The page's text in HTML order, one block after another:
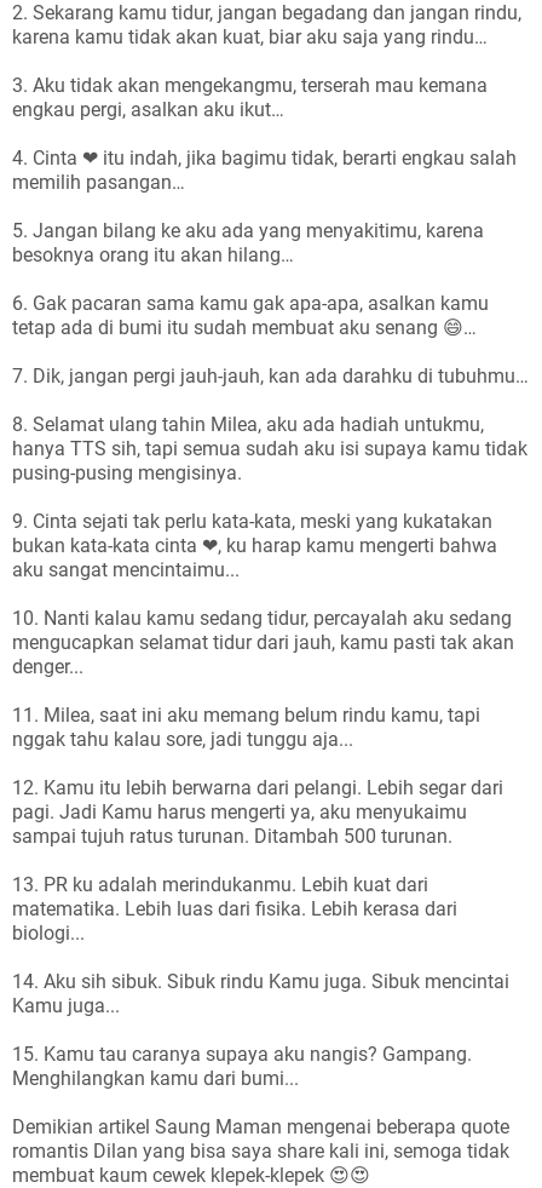
2. Sekarang kamu tidur, jangan begadang dan jangan rindu,
karena kamu tidak akan kuat, biar aku saja yang rindu…
3. Aku tidak akan mengekangmu, terserah mau kemana
engkau pergi, asalkan aku ikut…
4. Cinta ❤ itu indah, jika bagimu tidak, berarti engkau salah
memilih pasangan…
5. Jangan bilang ke aku ada yang menyakitimu, karena
besoknya orang itu akan hilang…
6. Gak pacaran sama kamu gak apa-apa, asalkan kamu
tetap ada di bumi itu sudah membuat aku senang 😄…
7. Dik, jangan pergi jauh-jauh, kan ada darahku di tubuhmu…
8. Selamat ulang tahin Milea, aku ada hadiah untukmu,
hanya TTS sih, tapi semua sudah aku isi supaya kamu tidak
pusing-pusing mengisinya.
9. Cinta sejati tak perlu kata-kata, meski yang kukatakan
bukan kata-kata cinta ❤, ku harap kamu mengerti bahwa
aku sangat mencintaimu...
10. Nanti kalau kamu sedang tidur, percayalah aku sedang
mengucapkan selamat tidur dari jauh, kamu pasti tak akan
denger...
11. Milea, saat ini aku memang belum rindu kamu, tapi
nggak tahu kalau sore, jadi tunggu aja...
12. Kamu itu lebih berwarna dari pelangi. Lebih segar dari
pagi. Jadi Kamu harus mengerti ya, aku menyukaimu
sampai tujuh ratus turunan. Ditambah 500 turunan.
13. PR ku adalah merindukanmu. Lebih kuat dari
matematika. Lebih luas dari fisika. Lebih kerasa dari
biologi...
14. Aku sih sibuk. Sibuk rindu Kamu juga. Sibuk mencintai
Kamu juga...
15. Kamu tau caranya supaya aku nangis? Gampang.
Menghilangkan kamu dari bumi...
Demikian artikel Saung Maman mengenai beberapa quote
romantis Dilan yang bisa saya share kali ini, semoga tidak
membuat kaum cewek klepek-klepek 😍😍